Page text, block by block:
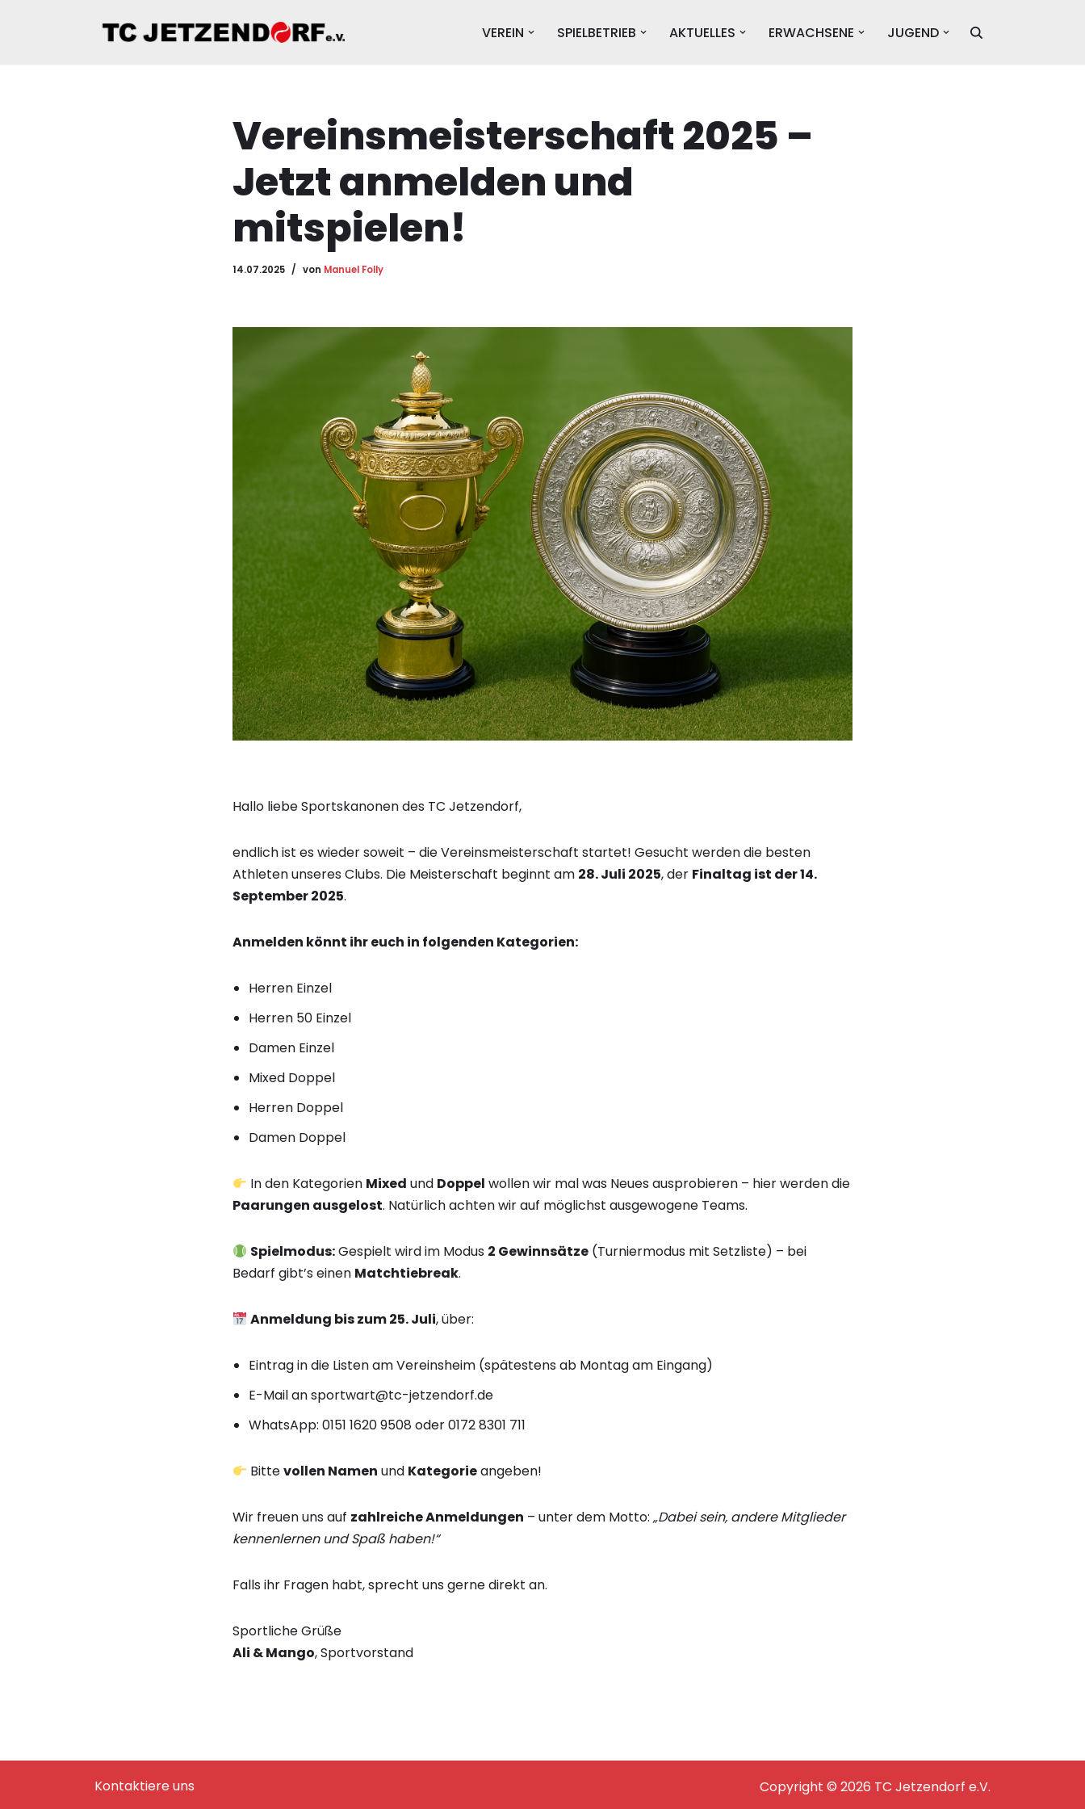
VEREIN SPIELBETRIEB AKTUELLES ERWACHSENE JUGEND
Vereinsmeisterschaft 2025 –
Jetzt anmelden und
mitspielen!
14.07.2025 von Manuel Folly
Hallo liebe Sportskanonen des TC Jetzendorf,
endlich ist es wieder soweit – die Vereinsmeisterschaft startet! Gesucht werden die besten
Athleten unseres Clubs. Die Meisterschaft beginnt am 28. Juli 2025, der Finaltag ist der 14.
September 2025.
Anmelden könnt ihr euch in folgenden Kategorien:
Herren Einzel
Herren 50 Einzel
Damen Einzel
Mixed Doppel
Herren Doppel
Damen Doppel
In den Kategorien Mixed und Doppel wollen wir mal was Neues ausprobieren – hier werden die
Paarungen ausgelost. Natürlich achten wir auf möglichst ausgewogene Teams.
Spielmodus:Gespielt wird im Modus 2 Gewinnsätze (Turniermodus mit Setzliste) – bei
Bedarf gibt’s einen Matchtiebreak.
Anmeldung bis zum 25. Juli, über:
Eintrag in die Listen am Vereinsheim (spätestens ab Montag am Eingang)
E-Mail an sportwart@tc-jetzendorf.de
WhatsApp: 0151 1620 9508 oder 0172 8301 711
Bittevollen Namen und Kategorieangeben!
Wir freuen uns auf zahlreiche Anmeldungen – unter dem Motto: „Dabei sein, andere Mitglieder
kennenlernen und Spaß haben!“
Falls ihr Fragen habt, sprecht uns gerne direkt an.
Sportliche Grüße
Ali & Mango, Sportvorstand
Kontaktiere uns
Copyright © 2026 TC Jetzendorf e.V.